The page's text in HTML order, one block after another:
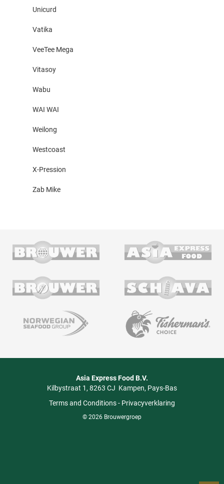
Unicurd
Vatika
VeeTee Mega
Vitasoy
Wabu
WAI WAI
Weilong
Westcoast
X-Pression
Zab Mike
Asia Express Food B.V.
Kilbystraat 1 8263 CJ Kampen Pays-Bas
Terms and Conditions- Privacyverklaring
© 2026 Brouwergroep